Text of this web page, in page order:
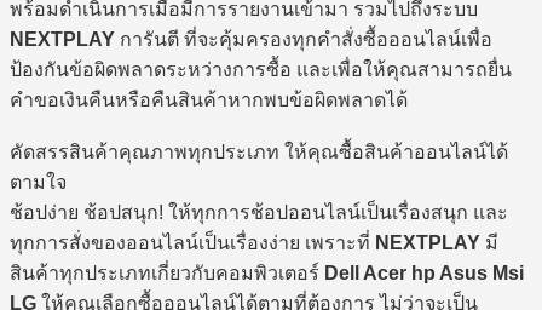
พร้อมดำเนินการเมื่อมีการรายงานเข้ามา รวมไปถึงระบบ
NEXTPLAY การันตี ที่จะคุ้มครองทุกคำสั่งซื้อออนไลน์เพื่อ
ป้องกันข้อผิดพลาดระหว่างการซื้อ และเพื่อให้คุณสามารถยื่น
คำขอเงินคืนหรือคืนสินค้าหากพบข้อผิดพลาดได้
คัดสรรสินค้าคุณภาพทุกประเภท ให้คุณซื้อสินค้าออนไลน์ได้
ตามใจ
ช้อปง่าย ช้อปสนุก! ให้ทุกการช้อปออนไลน์เป็นเรื่องสนุก และ
ทุกการสั่งของออนไลน์เป็นเรื่องง่าย เพราะที่ NEXTPLAY มี
สินค้าทุกประเภทเกี่ยวกับคอมพิวเตอร์ Dell Acer hp Asus Msi
LG ให้คุณเลือกซื้อออนไลน์ได้ตามที่ต้องการ ไม่ว่าจะเป็น